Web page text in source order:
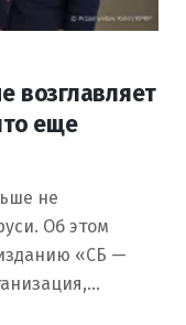
возглавляет
еще
не
Об этом
«СБ —